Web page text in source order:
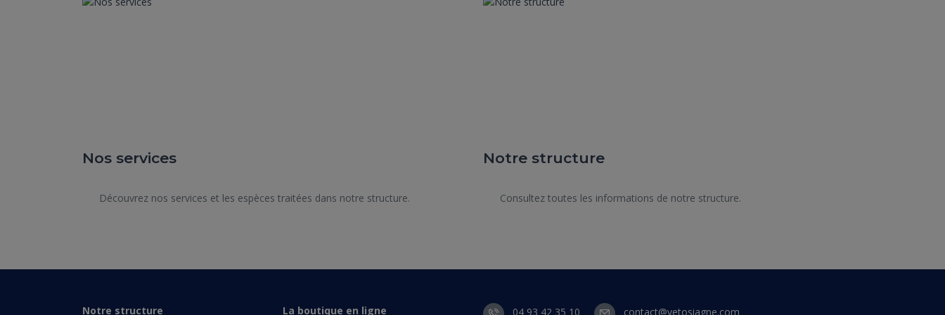
anormale, un essoufflement et des difficultés à respirer. Contrairement à la leishmaniose, un traitement vermifuge existe, le mieux
Nos services Notre structure
Notre structure La boutique en ligne 04 93 42 35 10 contact@vetosiagne.com